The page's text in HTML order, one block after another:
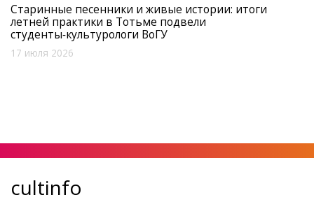
Старинные песенники и живые истории: итоги
летней практики в Тотьме подвели
студенты‑культурологи ВоГУ
17 июля 2026
cultinfo